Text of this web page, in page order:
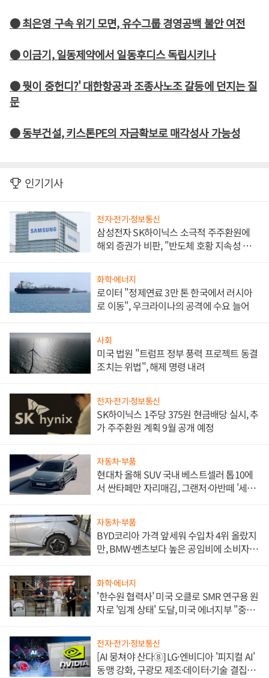
● 최은영 구속 위기 모면, 유수그룹 경영공백 불안 여전
● 이금기, 일동제약에서 일동후디스 독립시키나
● 뭣이 중헌디?' 대한항공과 조종사노조 갈등에 던지는 질
문
● 동부건설, 키스톤PE의 자금확보로 매각성사 가능성
인기기사
전자·전기·정보통신
삼성전자 SK하이닉스 소극적 주주환원에
해외 증권가 비판, "반도체 호황 지속성 의
화학·에너지
로이터 "정제연료 3만 톤 한국에서 러시아
로 이동", 우크라이나의 공격에 수요 늘어
사회
미국 법원 "트럼프 정부 풍력 프로젝트 동결
조치는 위법", 해제 명령 내려
전자·전기·정보통신
SK하이닉스 1주당 375원 현금배당 실시, 추
가 주주환원 계획 9월 공개 예정
자동차·부품
현대차 올해 SUV 국내 베스트셀러 톱10에
서 싼타페만 자리매김, 그랜저·아반떼 '세단
자동차·부품
BYD코리아 가격 앞세워 수입차 4위 올랐지
만, BMW·벤츠보다 높은 공임비에 소비자
화학·에너지
'한수원 협력사' 미국 오클로 SMR 연구용 원
자로 '임계 상태' 도달, 미국 에너지부 "중요
전자·전기·정보통신
[AI 뭉쳐야 산다⑧] LG·엔비디아 '피지컬 AI'
동맹 강화, 구광모 제조·데이터·기술 결집